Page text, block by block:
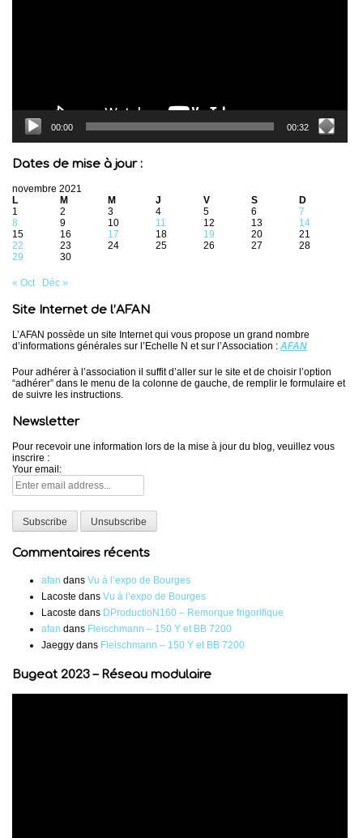
00:00 00:32
Dates de mise à jour :
novembre 2021
L
M M J V S
D
1
2 3 4 5 6
7
8
9 10 11 12 13
14
15
16 17 18 19 20
21
22
23 24 25 26 27
28
29
30
« Oct Déc »
Site Internet de l’AFAN
L’AFAN possède un site Internet qui vous propose un grand nombre
d’informations générales sur l’Echelle N et sur l’Association : AFAN
Pour adhérer à l’association il suffit d’aller sur le site et de choisir l’option
“adhérer” dans le menu de la colonne de gauche, de remplir le formulaire et
de suivre les instructions.
Newsletter
Pour recevoir une information lors de la mise à jour du blog, veuillez vous
inscrire :
Your email:
Commentaires récents
afan dans Vu à l’expo de Bourges
Lacoste dans Vu à l’expo de Bourges
Lacoste dans DProductioN160 – Remorque frigorifique
afan dans Fleischmann – 150 Y et BB 7200
Jaeggy dans Fleischmann – 150 Y et BB 7200
Bugeat 2023 – Réseau modulaire